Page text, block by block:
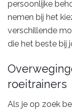
persoonlijke
nemen bij het
verschillende
die het beste bij
roeitrainers
Als je op zoek